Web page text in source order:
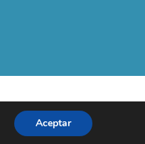
Aceptar